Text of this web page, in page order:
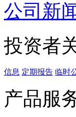
公司新
投资者
信息 定期报告 临时
产品服